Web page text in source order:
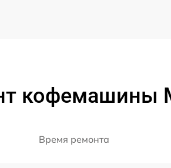
кофемашины
Время ремонта